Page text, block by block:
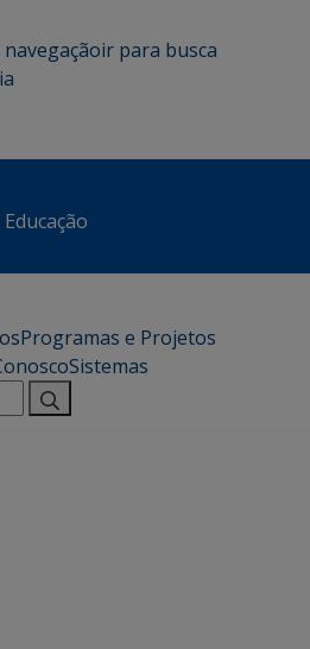
ir para busca
Programas e Projetos
Sistemas